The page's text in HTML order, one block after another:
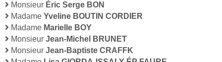
Monsieur Éric Serge BON
Madame Yveline BOUTIN CORDIER
Madame Marielle BOY
Monsieur Jean-Michel BRUNET
Monsieur Jean-Baptiste CRAFFK